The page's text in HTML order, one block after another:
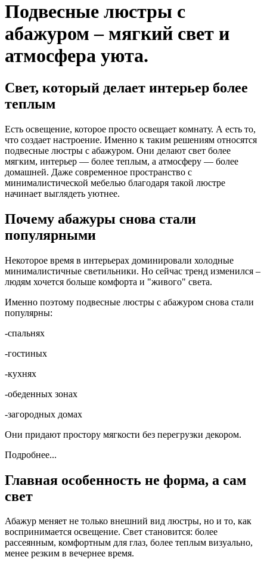
Подвесные люстры с
абажуром – мягкий свет и
атмосфера уюта.
Свет, который делает интерьер более
теплым
Есть освещение, которое просто освещает комнату. А есть то,
что создает настроение. Именно к таким решениям относятся
подвесные люстры с абажуром. Они делают свет более
мягким, интерьер — более теплым, а атмосферу — более
домашней. Даже современное пространство с
минималистической мебелью благодаря такой люстре
начинает выглядеть уютнее.
Почему абажуры снова стали
популярными
Некоторое время в интерьерах доминировали холодные
минималистичные светильники. Но сейчас тренд изменился –
людям хочется больше комфорта и "живого" света.
Именно поэтому подвесные люстры с абажуром снова стали
популярны:
-спальнях
-гостиных
-кухнях
-обеденных зонах
-загородных домах
Они придают простору мягкости без перегрузки декором.
Подробнее...
Главная особенность не форма, а сам
свет
Абажур меняет не только внешний вид люстры, но и то, как
воспринимается освещение. Свет становится: более
рассеянным, комфортным для глаз, более теплым визуально,
менее резким в вечернее время.